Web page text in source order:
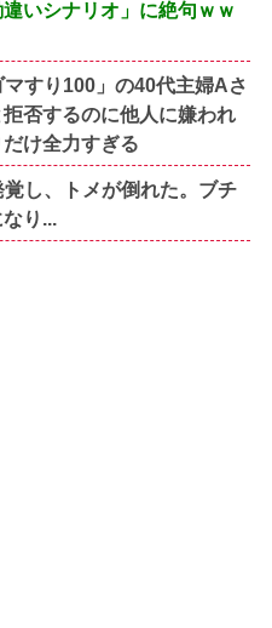
いシナリオ」に絶句ｗｗ
すり100」の40代主婦Aさ
否するのに他人に嫌われ
け全力すぎる
し、トメが倒れた。ブチ
り...